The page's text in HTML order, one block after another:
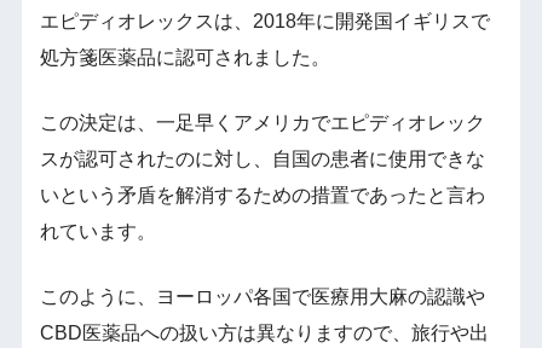
エピディオレックスは、2018年に開発国イギリスで
処方箋医薬品に認可されました。
この決定は、一足早くアメリカでエピディオレック
スが認可されたのに対し、自国の患者に使用できな
いという矛盾を解消するための措置であったと言わ
れています。
このように、ヨーロッパ各国で医療用大麻の認識や
CBD医薬品への扱い方は異なりますので、旅行や出